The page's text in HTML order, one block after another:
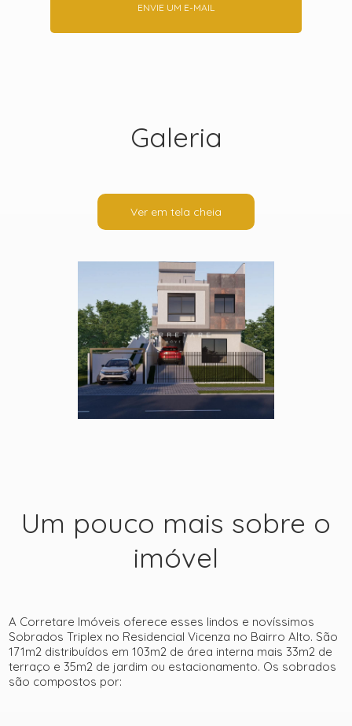
ENVIE UM E-MAIL
Galeria
Ver em tela cheia
Um pouco mais sobre o
imóvel
A Corretare Imóveis oferece esses lindos e novíssimos
Sobrados Triplex no Residencial Vicenza no Bairro Alto. São
171m2 distribuídos em 103m2 de área interna mais 33m2 de
terraço e 35m2 de jardim ou estacionamento. Os sobrados
são compostos por: